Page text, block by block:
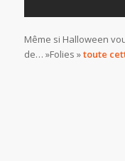
Même si Halloween
de… »Folies »toute